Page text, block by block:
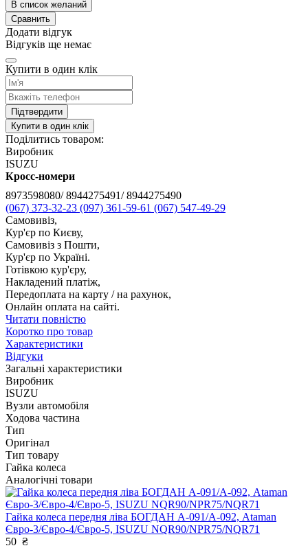
В список желаний
Сравнить
Додати відгук
Відгуків ще немає
Купити в один клік
Підтвердити
Купити в один клік
Поділитись товаром:
Виробник
ISUZU
Кросс-номери
8973598080/ 8944275491/ 8944275490
(067) 373-32-23 (097) 361-59-61 (067) 547-49-29
Самовивіз,
Кур'єр по Києву,
Самовивіз з Пошти,
Кур'єр по Україні.
Готівкою кур'єру,
Накладений платіж,
Передоплата на карту / на рахунок,
Онлайн оплата на сайті.
Читати повністю
Коротко про товар
Характеристики
Відгуки
Загальні характеристики
Виробник
ISUZU
Вузли автомобіля
Ходова частина
Тип
Оригінал
Тип товару
Гайка колеса
Аналогічні товари
Гайка колеса передня ліва БОГДАН А-091/А-092, Ataman
Євро-3/Євро-4/Євро-5, ISUZU NQR90/NPR75/NQR71
50 ₴